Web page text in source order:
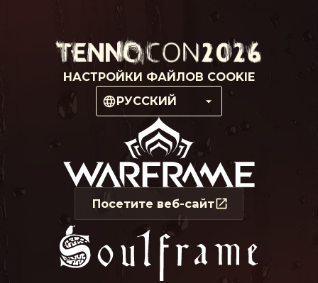
НАСТРОЙКИ ФАЙЛОВ COOKIE
РУССКИЙ
Посетите веб-сайт